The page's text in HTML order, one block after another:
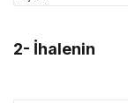
2- İhalenin